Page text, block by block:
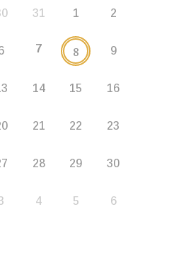
31 1 2
7 8 9
14 15 16
21 22 23
28 29 30
4 5 6